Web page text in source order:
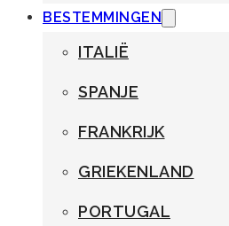
BESTEMMINGEN
ITALIË
SPANJE
FRANKRIJK
GRIEKENLAND
PORTUGAL